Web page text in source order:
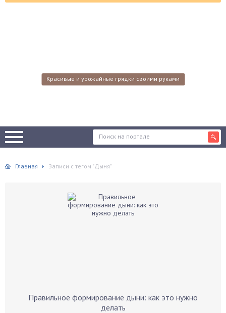
Красивые и урожайные грядки своими руками
Главная Записи с тегом "Дыня"
Правильное формирование дыни: как это нужно
делать